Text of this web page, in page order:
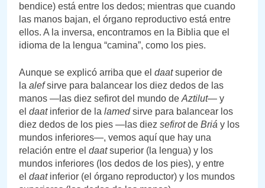
bendice) está entre los dedos; mientras que cuando
las manos bajan, el órgano reproductivo está entre
ellos. A la inversa, encontramos en la Biblia que el
idioma de la lengua “camina”, como los pies.
Aunque se explicó arriba que el daatsuperior de
la alefsirve para balancear los diez dedos de las
manos —las diez sefirot del mundo de Aztilut— y
el daatinferior de la lamedsirve para balancear los
diez dedos de los pies —las diez sefirotde Briá y los
mundos inferiores—, vemos aquí que hay una
relación entre el daatsuperior (la lengua) y los
mundos inferiores (los dedos de los pies), y entre
el daatinferior (el órgano reproductor) y los mundos